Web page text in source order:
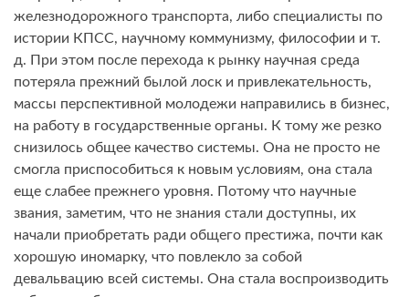
железнодорожного транспорта, либо специалисты по
истории КПСС, научному коммунизму, философии и т.
д. При этом после перехода к рынку научная среда
потеряла прежний былой лоск и привлекательность,
массы перспективной молодежи направились в бизнес,
на работу в государственные органы. К тому же резко
снизилось общее качество системы. Она не просто не
смогла приспособиться к новым условиям, она стала
еще слабее прежнего уровня. Потому что научные
звания, заметим, что не знания стали доступны, их
начали приобретать ради общего престижа, почти как
хорошую иномарку, что повлекло за собой
девальвацию всей системы. Она стала воспроизводить